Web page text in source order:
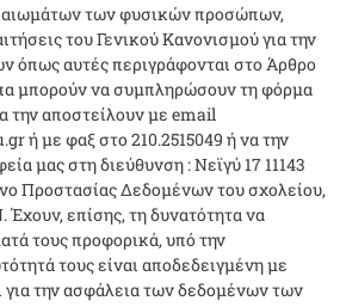
των φυσικών προσώπων,
του Γενικού Κανονισμού για την
όπως αυτές περιγράφονται στο Άρθρο
μπορούν να συμπληρώσουν τη φόρμα
την αποστείλουν με email
.grή με φαξ στο 210.2515049 ή να την
μας στη διεύθυνση : Νεϊγύ 17 11143
Προστασίας Δεδομένων του σχολείου,
επίσης, τη δυνατότητα να
τους προφορικά, υπό την
τους είναι αποδεδειγμένη με
για την ασφάλεια των δεδομένων των